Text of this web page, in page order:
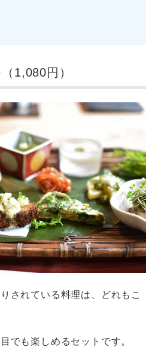
1,080円）
されている料理は、どれもこ
でも楽しめるセットです。